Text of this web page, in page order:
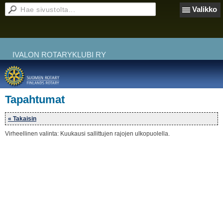
Valikko
IVALON ROTARYKLUBI RY
Tapahtumat
« Takaisin
Virheellinen valinta: Kuukausi sallittujen rajojen ulkopuolella.